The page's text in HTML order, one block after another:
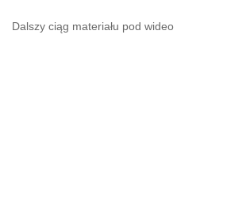
Dalszy ciąg materiału pod wideo